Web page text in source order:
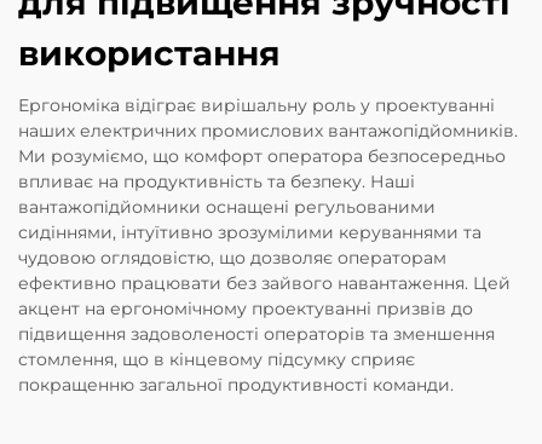
використання
Ергономіка відіграє вирішальну роль у проектуванні
наших електричних промислових вантажопідйомників.
Ми розуміємо, що комфорт оператора безпосередньо
впливає на продуктивність та безпеку. Наші
вантажопідйомники оснащені регульованими
сидіннями, інтуїтивно зрозумілими керуваннями та
чудовою оглядовістю, що дозволяє операторам
ефективно працювати без зайвого навантаження. Цей
акцент на ергономічному проектуванні призвів до
підвищення задоволеності операторів та зменшення
стомлення, що в кінцевому підсумку сприяє
покращенню загальної продуктивності команди.